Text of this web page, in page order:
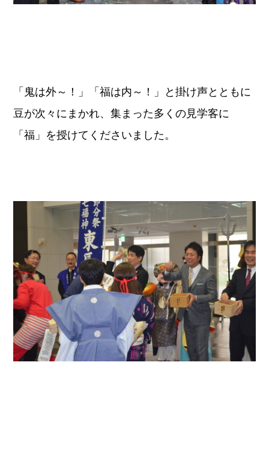
「鬼は外～！」「福は内～！」と掛け声とともに
豆が次々にまかれ、集まった多くの見学客に
「福」を授けてくださいました。